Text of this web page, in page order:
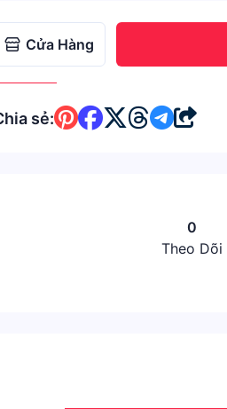
Cửa Hàng
sẻ:
0
Theo Dõi